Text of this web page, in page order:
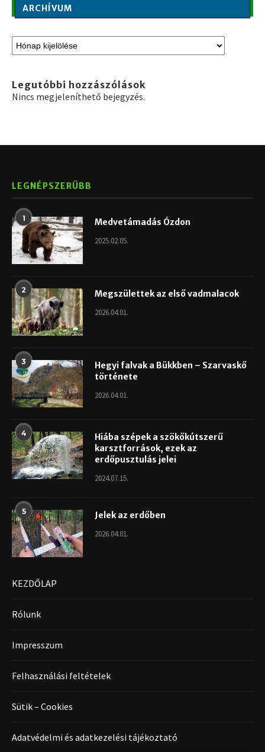
ARCHÍVUM
Legutóbbi hozzászólások
Nincs megjeleníthető bejegyzés.
LEGNÉPSZERŰBB
1 Medvetámadás Ózdon
2025.02.05.
2 Megszülettek az első vadmalacok
2026.04.01.
3
Hegyi falvak a Bükkben – Szarvaskő
története
2026.04.01.
4
Hiába szépek a szökőkútszerű
karsztforrások, ezek az
erdőpusztulás jelei
2024.07.15.
5 Jelek az erdőben
2026.04.01.
KEZDŐLAP
Rólunk
Impresszum
Felhasználási feltételek
Sütik – Cookies
Adatvédelmi és adatkezelési tájékoztató